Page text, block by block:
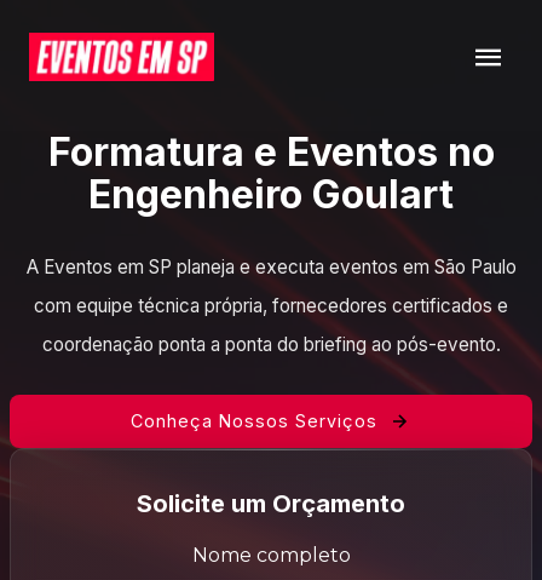
Formatura e Eventos no
Engenheiro Goulart
A Eventos em SP planeja e executa eventos em São Paulo
com equipe técnica própria, fornecedores certificados e
coordenação ponta a ponta do briefing ao pós-evento.
Conheça Nossos Serviços
Solicite um Orçamento
Nome completo